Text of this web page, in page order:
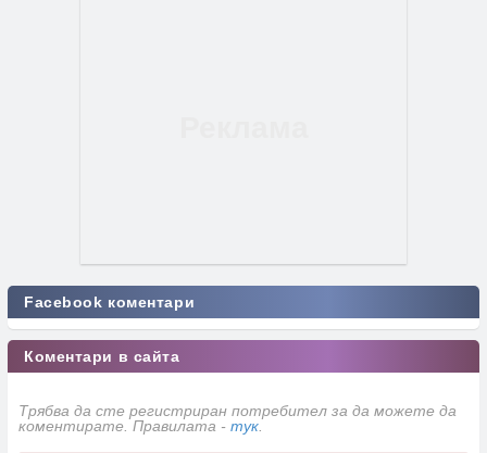
Facebook коментари
Коментари в сайта
Трябва да сте регистриран потребител за да можете да
коментирате. Правилата - тук